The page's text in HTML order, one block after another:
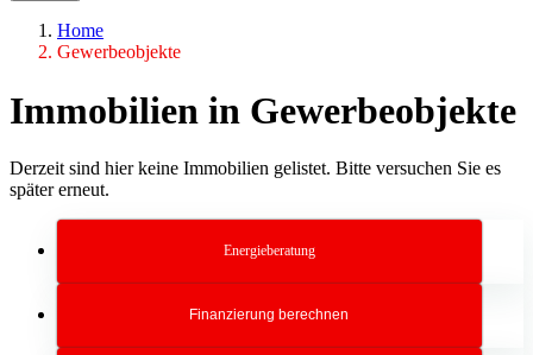
Home
Gewerbeobjekte
Immobilien in Gewerbeobjekte
Derzeit sind hier keine Immobilien gelistet. Bitte versuchen Sie es
später erneut.
Energieberatung
Finanzierung berechnen